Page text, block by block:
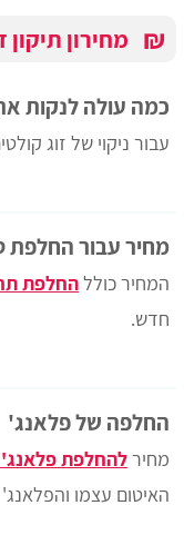
₪ מחירון
כמה עולה לנקות
עבור ניקוי של זוג
מחיר עבור החלפת
המחיר כוללהחלפת
חדש.
החלפה של פלאנג'
מחירלהחלפת פלאנג'
האיטום עצמו והפלאנג'